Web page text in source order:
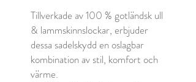
Tillverkade av 100 % gotländsk ull
& lammskinnslockar, erbjuder
dessa sadelskydd en oslagbar
kombination av stil, komfort och
värme.